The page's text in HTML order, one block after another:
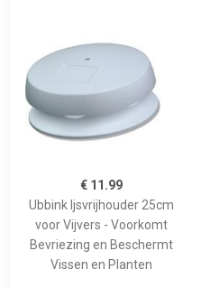
€ 11.99
Ubbink Ijsvrijhouder 25cm
voor Vijvers - Voorkomt
Bevriezing en Beschermt
Vissen en Planten